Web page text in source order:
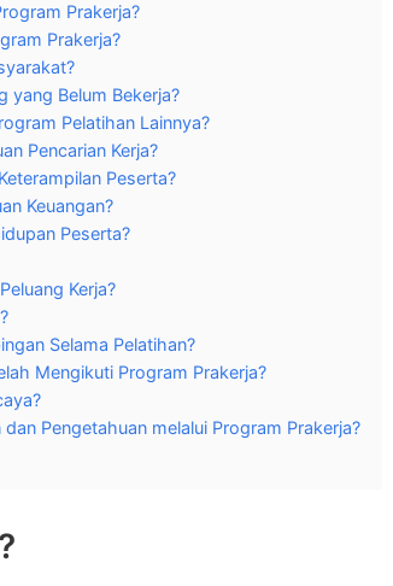
Prakerja?
Prakerja?
yang Belum Bekerja?
Pelatihan Lainnya?
Pencarian Kerja?
Peserta?
Keuangan?
Peserta?
Kerja?
Selama Pelatihan?
Mengikuti Program Prakerja?
Pengetahuan melalui Program Prakerja?